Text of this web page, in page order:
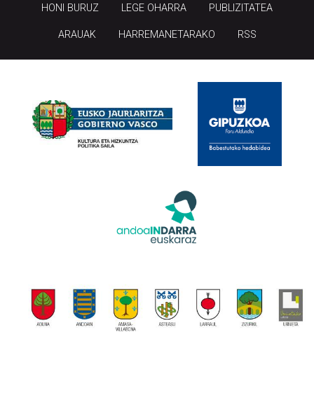
HONI BURUZ LEGE OHARRA PUBLIZITATEA
ARAUAK HARREMANETARAKO RSS